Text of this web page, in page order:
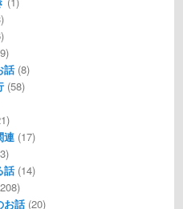
話 (8)
(58)
連 (17)
話 (14)
お話 (20)